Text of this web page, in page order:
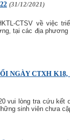
(31/12/2021)
CTSV về việc
tại các địa
NGÀY CTXH
vui lòng tra cứu kết
sinh viên chưa